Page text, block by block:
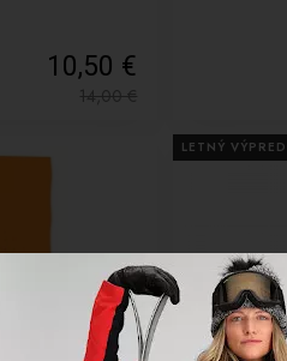
10,50 €
14,00€
LETNÝ